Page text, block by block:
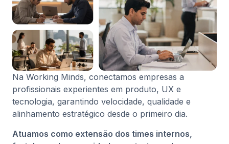
Na Working Minds, conectamos empresas a
profissionais experientes em produto, UX e
tecnologia, garantindo velocidade, qualidade e
alinhamento estratégico desde o primeiro dia.
Atuamos como extensão dos times internos,